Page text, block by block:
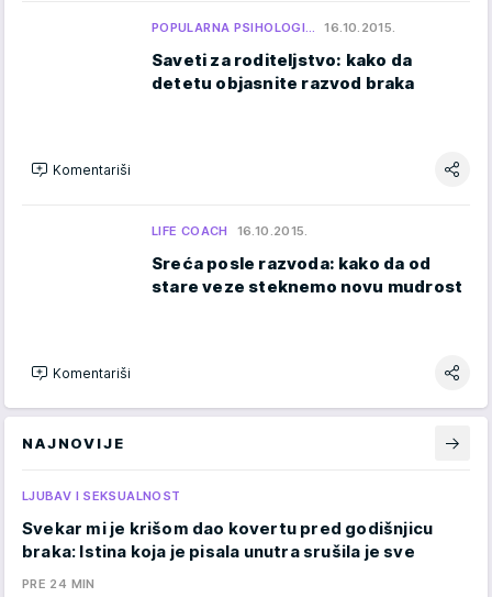
POPULARNA PSIHOLOGI… 16.10.2015.
Saveti za roditeljstvo: kako da
detetu objasnite razvod braka
Komentariši
LIFE COACH 16.10.2015.
Sreća posle razvoda: kako da od
stare veze steknemo novu mudrost
Komentariši
NAJNOVIJE
LJUBAV I SEKSUALNOST
Svekar mi je krišom dao kovertu pred godišnjicu
braka: Istina koja je pisala unutra srušila je sve
PRE 24 MIN